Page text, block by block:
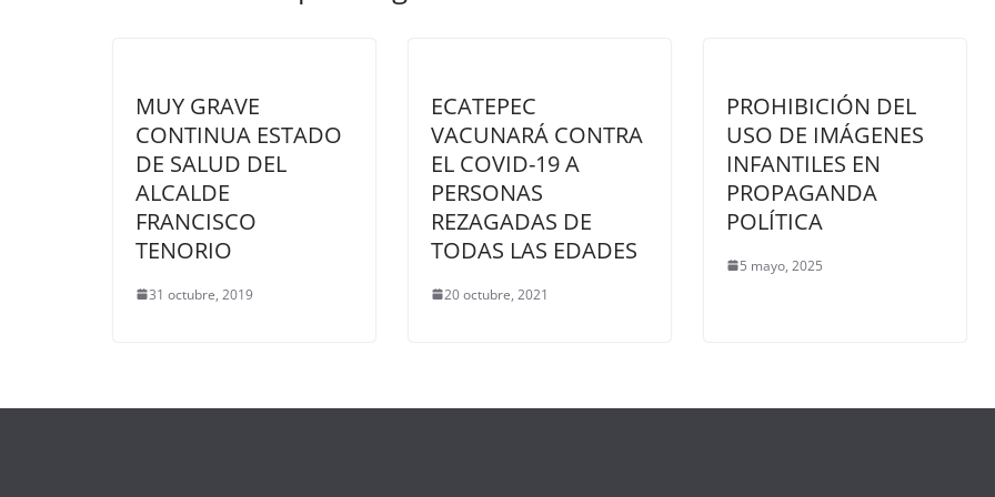
MUY GRAVE
CONTINUA ESTADO
DE SALUD DEL
ALCALDE
FRANCISCO
TENORIO
31 octubre, 2019
ECATEPEC
VACUNARÁ CONTRA
EL COVID-19 A
PERSONAS
REZAGADAS DE
TODAS LAS EDADES
20 octubre, 2021
PROHIBICIÓN DEL
USO DE IMÁGENES
INFANTILES EN
PROPAGANDA
POLÍTICA
5 mayo, 2025